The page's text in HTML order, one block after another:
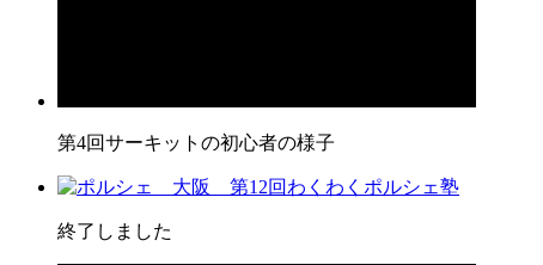
第4回サーキットの初心者の様子
終了しました